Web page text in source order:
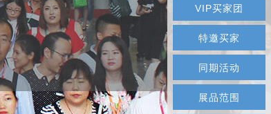
VIP买家团
特邀买家
同期活动
展品范围